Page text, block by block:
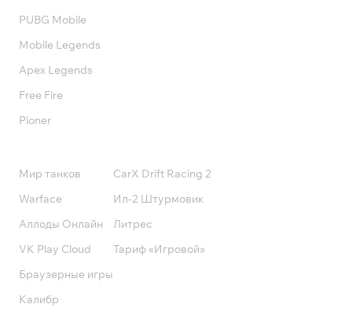
PUBG Mobile
Mobile Legends
Apex Legends
Free Fire
Pioner
Мир танков
Warface
Аллоды Онлайн
VK Play Cloud
Браузерные игры
Калибр
CarX Drift Racing 2
Ил-2 Штурмовик
Литрес
Тариф «Игровой»